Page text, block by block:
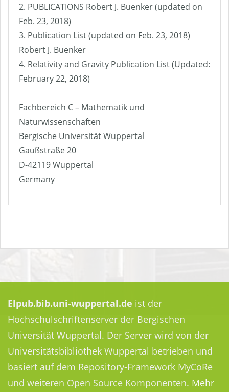
2. PUBLICATIONS Robert J. Buenker (updated on
Feb. 23, 2018)
3. Publication List (updated on Feb. 23, 2018)
Robert J. Buenker
4. Relativity and Gravity Publication List (Updated:
February 22, 2018)
Fachbereich C – Mathematik und
Naturwissenschaften
Bergische Universität Wuppertal
Gaußstraße 20
D-42119 Wuppertal
Germany
Elpub.bib.uni-wuppertal.de ist der
Hochschulschriftenserver der Bergischen
Universität Wuppertal. Der Server wird von der
Universitätsbibliothek Wuppertal betrieben und
basiert auf dem Repository-Framework MyCoRe
und weiteren Open Source Komponenten. Mehr